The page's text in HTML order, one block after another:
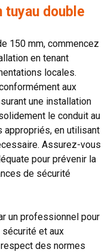
tuyau double
150 mm, commencez
en tenant
locales.
aux
une installation
le conduit au
appropriés, en utilisant
Assurez-vous
pour prévenir la
de sécurité
un professionnel pour
et aux
des normes